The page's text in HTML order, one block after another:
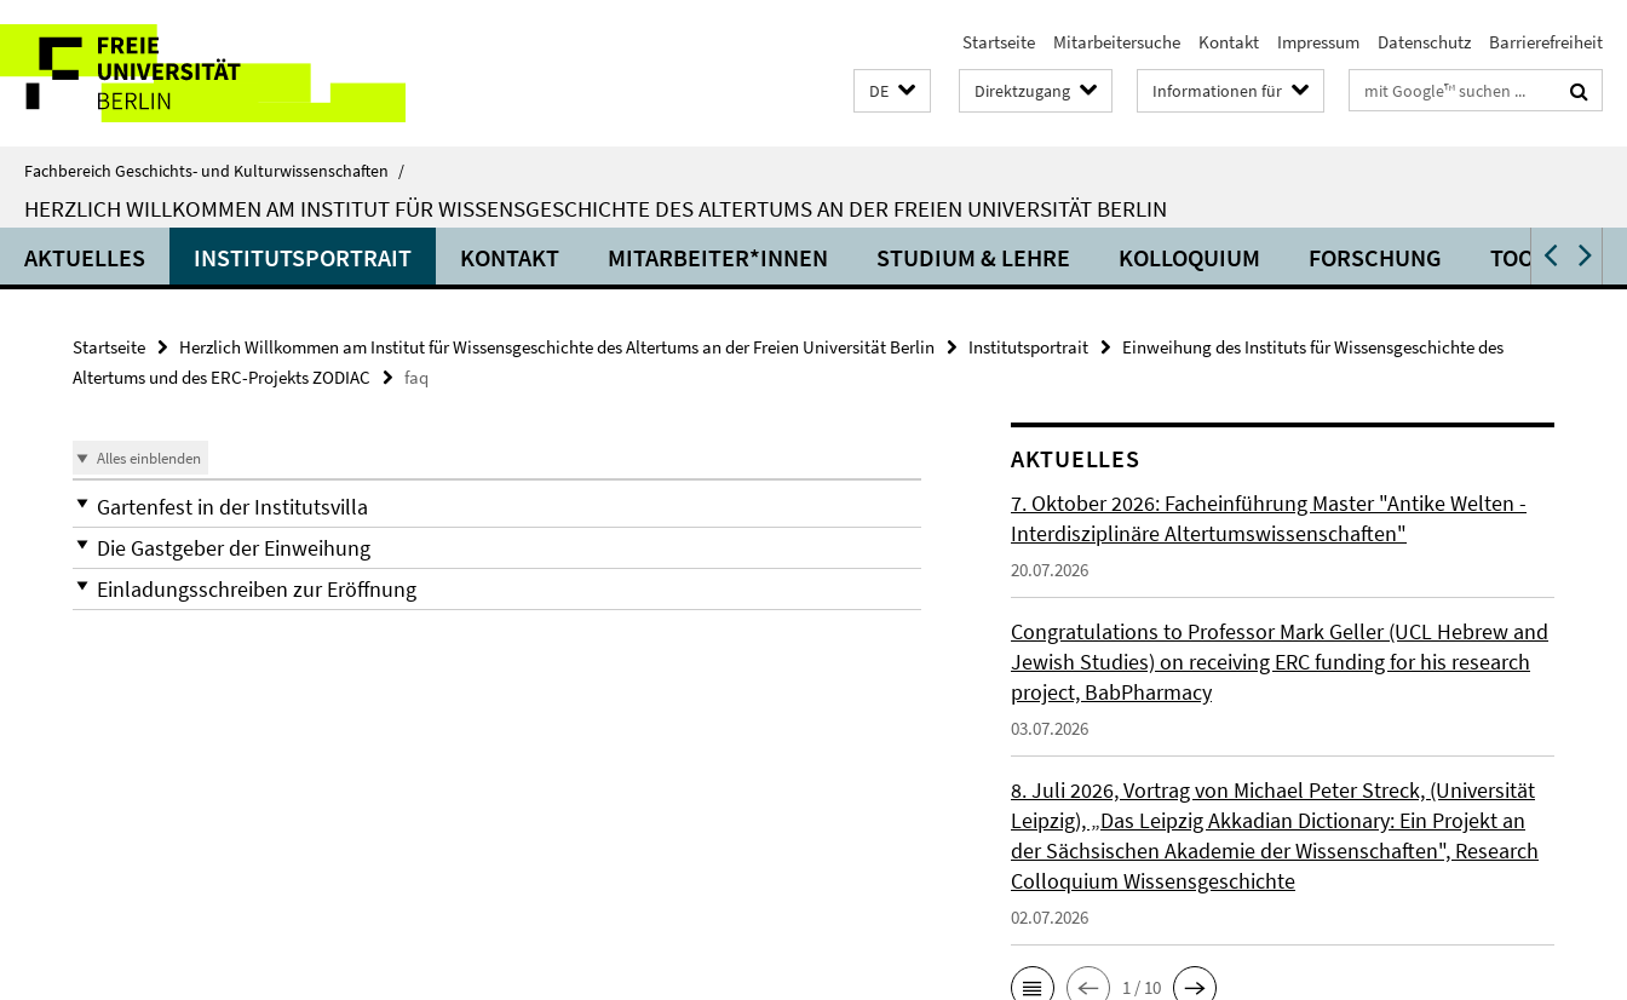
direkt
zu
Inhalt
Service-
Navigation
Startseite Mitarbeitersuche Kontakt Impressum Datenschutz Barrierefreiheit
DE Direktzugang Informationen für Suchbegriffe
Fachbereich Geschichts- und Kulturwissenschaften /
HERZLICH WILLKOMMEN AM INSTITUT FÜR WISSENSGESCHICHTE DES ALTERTUMS AN DER FREIEN UNIVERSITÄT BERLIN
AKTUELLES INSTITUTSPORTRAIT KONTAKT MITARBEITER*INNEN STUDIUM & LEHRE KOLLOQUIUM FORSCHUNG TOOLS
Startseite Herzlich Willkommen am Institut für Wissensgeschichte des Altertums an der Freien Universität Berlin Institutsportrait
Einweihung des Instituts für Wissensgeschichte des
Altertums und des ERC-Projekts ZODIAC
faq
Alles einblenden
Gartenfest in der Institutsvilla
Die Gastgeber der Einweihung
Einladungsschreiben zur Eröffnung
AKTUELLES
7. Oktober 2026: Facheinführung Master "Antike Welten -
Interdisziplinäre Altertumswissenschaften"
20.07.2026
Congratulations to Professor Mark Geller (UCL Hebrew and
Jewish Studies) on receiving ERC funding for his research
project, BabPharmacy
03.07.2026
8. Juli 2026, Vortrag von Michael Peter Streck, (Universität
Leipzig), „Das Leipzig Akkadian Dictionary: Ein Projekt an
der Sächsischen Akademie der Wissenschaften", Research
Colloquium Wissensgeschichte
02.07.2026
1 / 10